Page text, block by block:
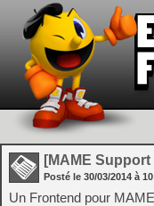
[MAME Support
Posté le 30/03/2014 à
Un Frontend pour